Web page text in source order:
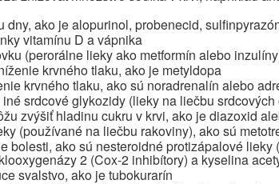
dny, ako je alopurinol, probenecid,
vitamínu D a vápnika
(perorálne lieky ako metformín alebo
krvného tlaku, ako je metyldopa
krvného tlaku, ako sú noradrenalín alebo
inésrdcovéglykozidy (lieky na liečbu srdcových
zvýšiť hladinu cukru v krvi, ako je diazoxid
(používané na liečbu rakoviny), ako sú
bolesti, ako sú nesteroidné protizápalové lieky
2 (Cox-2 inhibítory) a kyselina
svalstvo, ako je tubokurarín